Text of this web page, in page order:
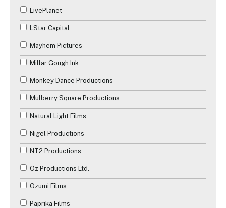
LivePlanet
LStar Capital
Mayhem Pictures
Millar Gough Ink
Monkey Dance Productions
Mulberry Square Productions
Natural Light Films
Nigel Productions
NT2 Productions
Oz Productions Ltd.
Ozumi Films
Paprika Films